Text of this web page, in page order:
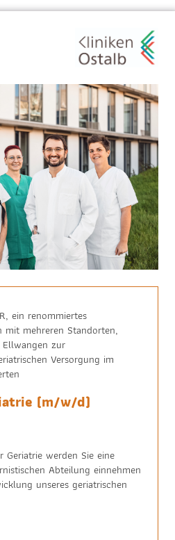
ein renommiertes
mit mehreren Standorten,
zur
Versorgung im
(m/w/d)
werden Sie eine
Abteilung einnehmen
unseres geriatrischen